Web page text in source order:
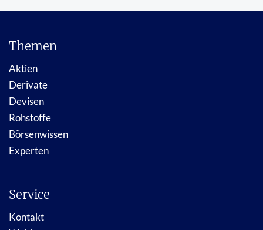
Themen
Aktien
Derivate
Devisen
Rohstoffe
Börsenwissen
Experten
Service
Kontakt